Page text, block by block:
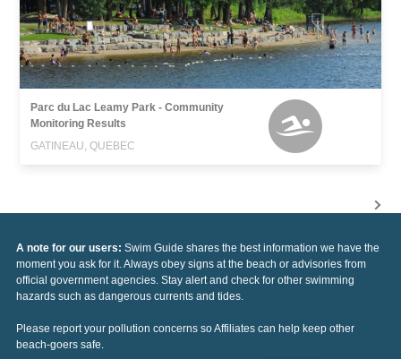
Parc du Lac Leamy Park - Community
Monitoring Results
GATINEAU, QUEBEC
A note for our users: Swim Guide shares the best information we have the
moment you ask for it. Always obey signs at the beach or advisories from
official government agencies. Stay alert and check for other swimming
hazards such as dangerous currents and tides.
Please report your pollution concerns so Affiliates can help keep other
beach-goers safe.